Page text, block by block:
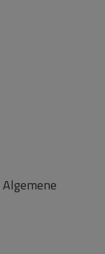
Algemene